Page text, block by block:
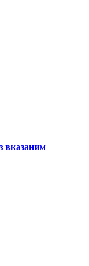
вказаним